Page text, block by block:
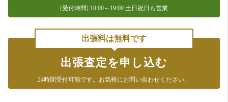
[受付時間] 10:00～19:00 土日祝日も営業
出張料は無料です
出張査定を申し込む
24時間受付可能です。 お気軽にお問い合わせください。